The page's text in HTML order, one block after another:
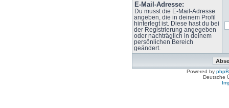
E-Mail-Adresse:
Du musst die E-Mail-Adresse
angeben, die in deinem Profil
hinterlegt ist. Diese hast du bei
der Registrierung angegeben
oder nachträglich in deinem
persönlichen Bereich
geändert.
Powered by
Deutsche